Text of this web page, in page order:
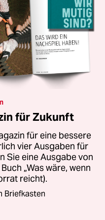
für Zukunft
für eine bessere
vier Ausgaben für
Sie eine Ausgabe von
„Was wäre, wenn
reicht).
Briefkasten